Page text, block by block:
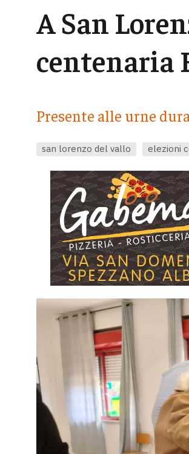
A San
centenaria
Presente alle urne
san lorenzo del vallo elezioni